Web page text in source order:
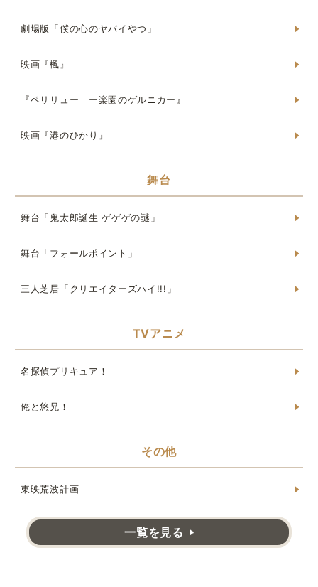
劇場版「僕の心のヤバイやつ」
映画『楓』
『ペリリュー ー楽園のゲルニカー』
映画『港のひかり』
舞台
舞台「鬼太郎誕生 ゲゲゲの謎」
舞台「フォールポイント」
三人芝居「クリエイターズハイ!!!」
TVアニメ
名探偵プリキュア！
俺と悠兄！
その他
東映荒波計画
一覧を見る